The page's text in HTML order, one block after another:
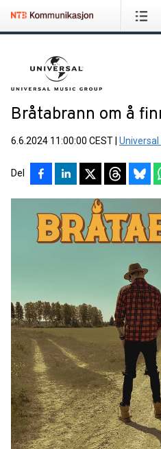
Bråtabrann om å
6.6.2024 11:00:00 CEST Universal
Del